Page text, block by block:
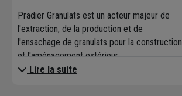
Pradier Granulats est un acteur majeur de
l'extraction, de la production et de
l'ensachage de granulats pour la construction
et l'aménagement extérieur.
Lire la suite